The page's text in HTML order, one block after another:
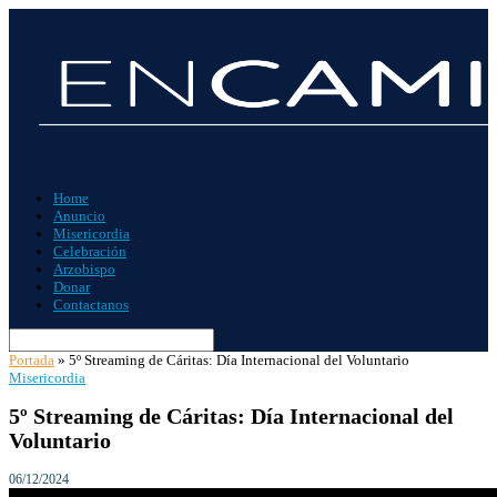
Home
Anuncio
Misericordia
Celebración
Arzobispo
Donar
Contactanos
Portada » 5º Streaming de Cáritas: Día Internacional del Voluntario
Misericordia
5º Streaming de Cáritas: Día Internacional del
Voluntario
06/12/2024